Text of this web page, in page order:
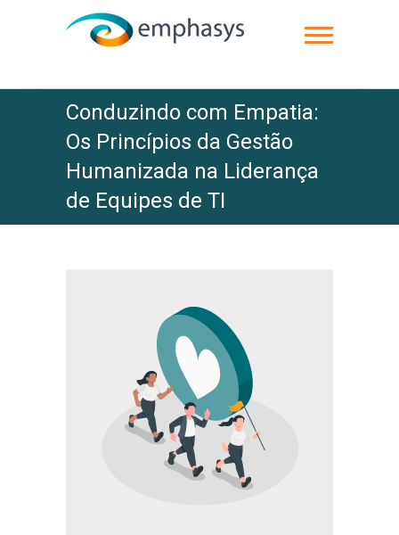
Conduzindo com Empatia:
Os Princípios da Gestão
Humanizada na Liderança
de Equipes de TI